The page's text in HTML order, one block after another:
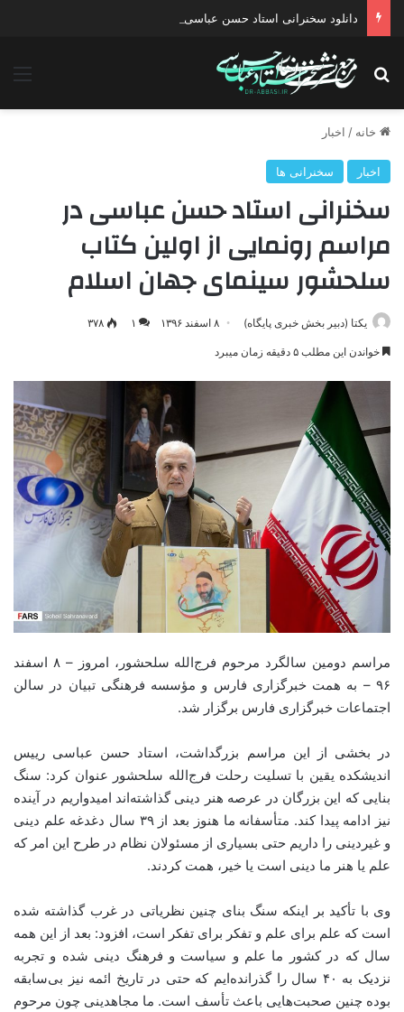
دانلود سخنرانی استاد حسن عباسی با موضوع چهار انتخاب ۱۴۰۰
جستجو برای
خانه / اخبار
اخبار سخنرانی ها
سخنرانی استاد حسن عباسی در
مراسم رونمایی از اولین کتاب
سلحشور سینمای جهان اسلام
یکتا (دبیر بخش خبری پایگاه) ۸ اسفند ۱۳۹۶ ۱ ۳۷۸
خواندن این مطلب ۵ دقیقه زمان میبرد
مراسم دومین سالگرد مرحوم فرج‌الله سلحشور، امروز – ۸ اسفند
۹۶ – به همت خبرگزاری فارس و مؤسسه فرهنگی تبیان در سالن
اجتماعات خبرگزاری فارس برگزار شد.
در بخشی از این مراسم بزرگداشت، استاد حسن عباسی رییس
اندیشکده یقین با تسلیت رحلت فرج‌الله سلحشور عنوان کرد: سنگ
بنایی که این بزرگان در عرصه هنر دینی گذاشته‌اند امیدواریم در آینده
نیز ادامه پیدا کند. متأسفانه ما هنوز بعد از ۳۹ سال دغدغه علم دینی
و غیردینی را داریم حتی بسیاری از مسئولان نظام در طرح این امر که
علم یا هنر ما دینی است یا خیر، همت کردند.
وی با تأکید بر اینکه سنگ بنای چنین نظریاتی در غرب گذاشته شده
است که علم برای علم و تفکر برای تفکر است، افزود: بعد از این همه
سال که در کشور ما علم و سیاست و فرهنگ دینی شده و تجربه
نزدیک به ۴۰ سال را گذرانده‌ایم که حتی در تاریخ ائمه نیز بی‌سابقه
بوده چنین صحبت‌هایی باعث تأسف است. ما مجاهدینی چون مرحوم